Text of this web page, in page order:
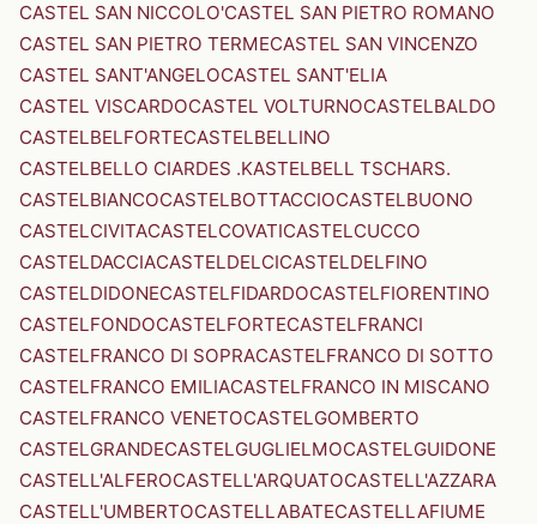
CASTEL SAN NICCOLO'CASTEL SAN PIETRO ROMANO
CASTEL SAN PIETRO TERMECASTEL SAN VINCENZO
CASTEL SANT'ANGELOCASTEL SANT'ELIA
CASTEL VISCARDOCASTEL VOLTURNOCASTELBALDO
CASTELBELFORTECASTELBELLINO
CASTELBELLO CIARDES .KASTELBELL TSCHARS.
CASTELBIANCOCASTELBOTTACCIOCASTELBUONO
CASTELCIVITACASTELCOVATICASTELCUCCO
CASTELDACCIACASTELDELCICASTELDELFINO
CASTELDIDONECASTELFIDARDOCASTELFIORENTINO
CASTELFONDOCASTELFORTECASTELFRANCI
CASTELFRANCO DI SOPRACASTELFRANCO DI SOTTO
CASTELFRANCO EMILIACASTELFRANCO IN MISCANO
CASTELFRANCO VENETOCASTELGOMBERTO
CASTELGRANDECASTELGUGLIELMOCASTELGUIDONE
CASTELL'ALFEROCASTELL'ARQUATOCASTELL'AZZARA
CASTELL'UMBERTOCASTELLABATECASTELLAFIUME